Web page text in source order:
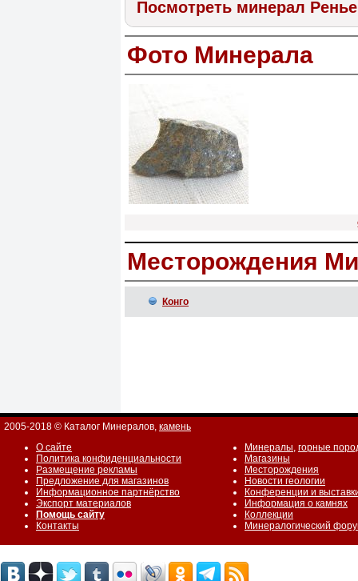
Посмотреть минерал
Фото Минерала
Месторождения
Конго
2005-2018 © Каталог Минералов, камень
О сайте
Политика конфиденциальности
Размещение рекламы
Предложение для магазинов
Информационное партнёрство
Экспорт материалов
Помощь сайту
Контакты
Минералы, горные
Магазины
Месторождения
Новости геологии
Конференции и
Информация о камнях
Коллекции
Минералогический